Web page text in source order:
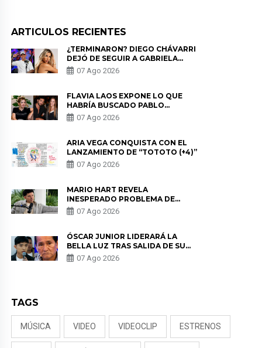
ARTICULOS RECIENTES
¿TERMINARON? DIEGO CHÁVARRI
DEJÓ DE SEGUIR A GABRIELA
HERRERA Y ANUNCIA SU SALIDA
DE PÓDCAST
07 Ago 2026
FLAVIA LAOS EXPONE LO QUE
HABRÍA BUSCADO PABLO
HEREDIA CON ALE FULLER: “UNA
DE LAS PARTES QUERÍA EL
07 Ago 2026
ARIA VEGA CONQUISTA CON EL
LANZAMIENTO DE “TOTOTO (+4)”
07 Ago 2026
MARIO HART REVELA
INESPERADO PROBLEMA DE
SALUD ANTES DE SEPARARSE DE
KORINA: “ME ENCONTRARON UN
07 Ago 2026
ÓSCAR JUNIOR LIDERARÁ LA
BELLA LUZ TRAS SALIDA DE SU
PADRE POR POLÉMICA CON
NALDY SALDAÑA
07 Ago 2026
TAGS
MÚSICA VIDEO VIDEOCLIP ESTRENOS